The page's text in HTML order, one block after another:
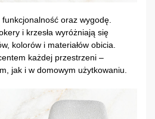
funkcjonalność oraz wygodę.
i krzesła wyróżniają się
kolorów i materiałów obicia.
każdej przestrzeni –
jak i w domowym użytkowaniu.